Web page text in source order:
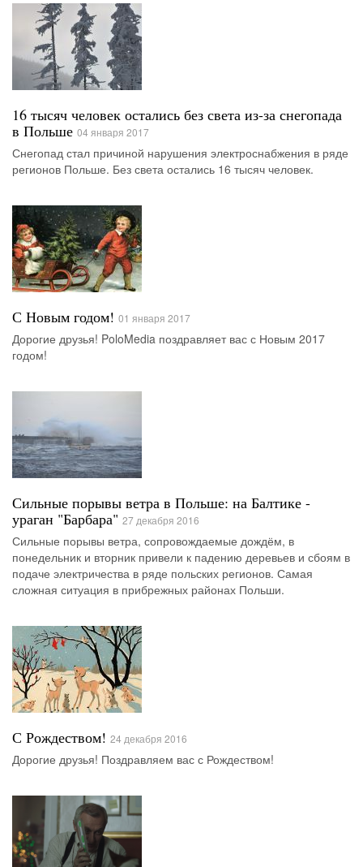
16 тысяч человек остались без света из-за снегопада
в Польше 04 января 2017
Снегопад стал причиной нарушения электроснабжения в ряде
регионов Польше. Без света остались 16 тысяч человек.
С Новым годом! 01 января 2017
Дорогие друзья! PoloMedia поздравляет вас с Новым 2017
годом!
Сильные порывы ветра в Польше: на Балтике -
ураган "Барбара" 27 декабря 2016
Сильные порывы ветра, сопровождаемые дождём, в
понедельник и вторник привели к падению деревьев и сбоям в
подаче электричества в ряде польских регионов. Самая
сложная ситуация в прибрежных районах Польши.
С Рождеством! 24 декабря 2016
Дорогие друзья! Поздравляем вас с Рождеством!